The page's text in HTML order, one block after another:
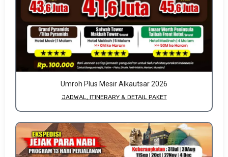
Umroh Plus Mesir Alkautsar 2026
JADWAL, ITINERARY & DETAIL PAKET